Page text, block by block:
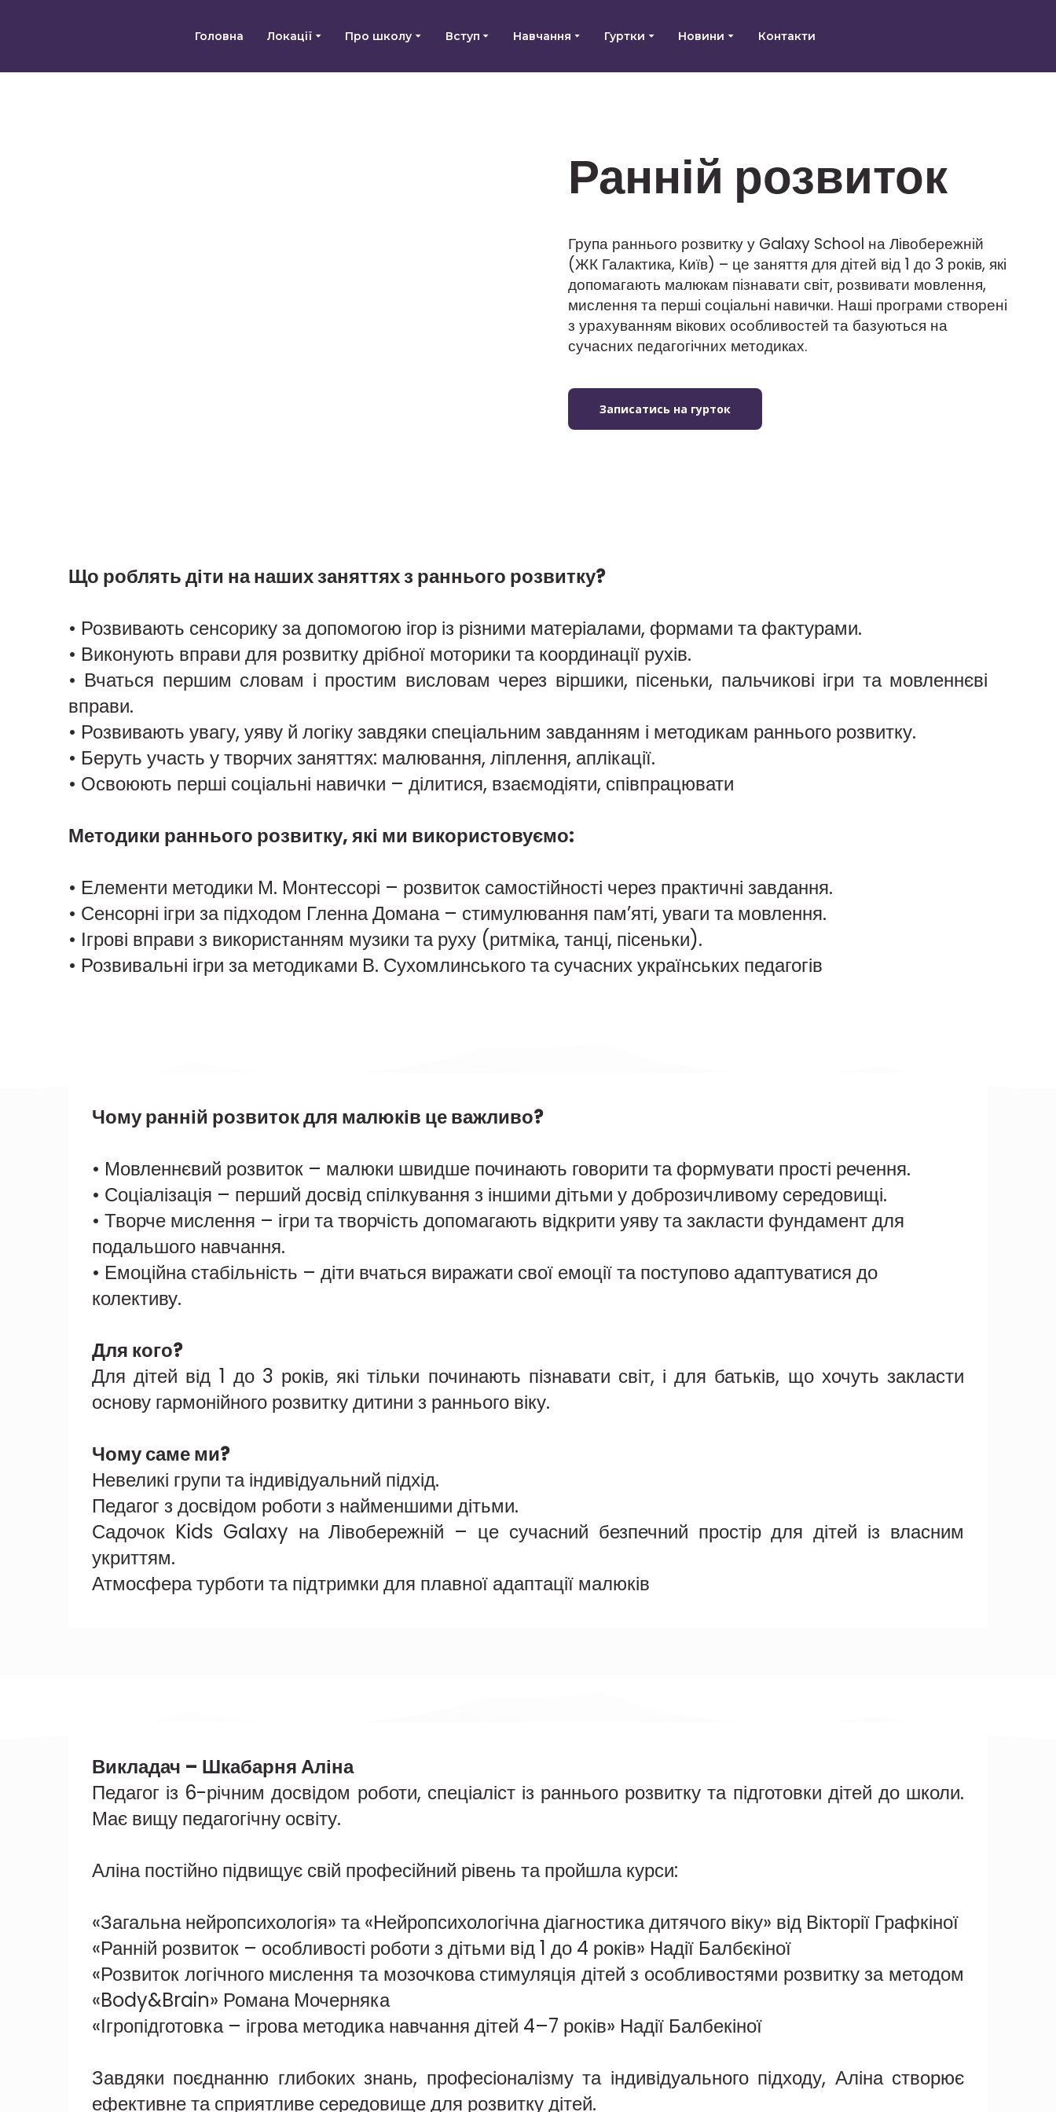
Головна Локації Про школу Вступ Навчання Гуртки Новини Контакти
Ранній розвиток
Група раннього розвитку у Galaxy School на Лівобережній
(ЖК Галактика, Київ) – це заняття для дітей від 1 до 3 років, які
допомагають малюкам пізнавати світ, розвивати мовлення,
мислення та перші соціальні навички. Наші програми створені
з урахуванням вікових особливостей та базуються на
сучасних педагогічних методиках.
Записатись на гурток
Що роблять діти на наших заняттях з раннього розвитку?
• Розвивають сенсорику за допомогою ігор із різними матеріалами, формами та фактурами.
• Виконують вправи для розвитку дрібної моторики та координації рухів.
• Вчаться першим словам і простим висловам через віршики, пісеньки, пальчикові ігри та мовленнєві
вправи.
• Розвивають увагу, уяву й логіку завдяки спеціальним завданням і методикам раннього розвитку.
• Беруть участь у творчих заняттях: малювання, ліплення, аплікації.
• Освоюють перші соціальні навички – ділитися, взаємодіяти, співпрацювати
Методики раннього розвитку, які ми використовуємо:
• Елементи методики М. Монтессорі – розвиток самостійності через практичні завдання.
• Сенсорні ігри за підходом Гленна Домана – стимулювання пам’яті, уваги та мовлення.
• Ігрові вправи з використанням музики та руху (ритміка, танці, пісеньки).
• Розвивальні ігри за методиками В. Сухомлинського та сучасних українських педагогів
Чому ранній розвиток для малюків це важливо?
• Мовленнєвий розвиток – малюки швидше починають говорити та формувати прості речення.
• Соціалізація – перший досвід спілкування з іншими дітьми у доброзичливому середовищі.
• Творче мислення – ігри та творчість допомагають відкрити уяву та закласти фундамент для
подальшого навчання.
• Емоційна стабільність – діти вчаться виражати свої емоції та поступово адаптуватися до
колективу.
Для кого?
Для дітей від 1 до 3 років, які тільки починають пізнавати світ, і для батьків, що хочуть закласти
основу гармонійного розвитку дитини з раннього віку.
Чому саме ми?
Невеликі групи та індивідуальний підхід.
Педагог з досвідом роботи з найменшими дітьми.
Садочок Kids Galaxy на Лівобережній – це сучасний безпечний простір для дітей із власним
укриттям.
Атмосфера турботи та підтримки для плавної адаптації малюків
Викладач – Шкабарня Аліна
Педагог із 6-річним досвідом роботи, спеціаліст із раннього розвитку та підготовки дітей до школи.
Має вищу педагогічну освіту.
Аліна постійно підвищує свій професійний рівень та пройшла курси:
«Загальна нейропсихологія» та «Нейропсихологічна діагностика дитячого віку» від Вікторії Графкіної
«Ранній розвиток – особливості роботи з дітьми від 1 до 4 років» Надії Балбєкіної
«Розвиток логічного мислення та мозочкова стимуляція дітей з особливостями розвитку за методом
«Body&Brain» Романа Мочерняка
«Ігропідготовка – ігрова методика навчання дітей 4–7 років» Надії Балбекіної
Завдяки поєднанню глибоких знань, професіоналізму та індивідуального підходу, Аліна створює
ефективне та сприятливе середовище для розвитку дітей.